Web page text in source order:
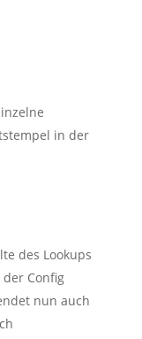
in der
des Lookups
Config
nun auch